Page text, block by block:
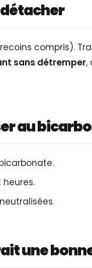
compris).
sans détremper,
au
heures.
une